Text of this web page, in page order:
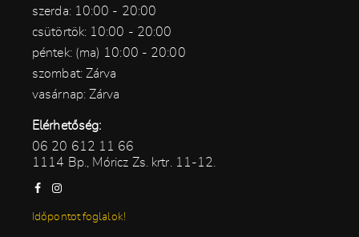
szerda: 10:00 - 20:00
csütörtök: 10:00 - 20:00
péntek: (ma) 10:00 - 20:00
szombat: Zárva
vasárnap: Zárva
Elérhetőség:
06 20 612 11 66
1114 Bp., Móricz Zs. krtr. 11-12.
Időpontot foglalok!